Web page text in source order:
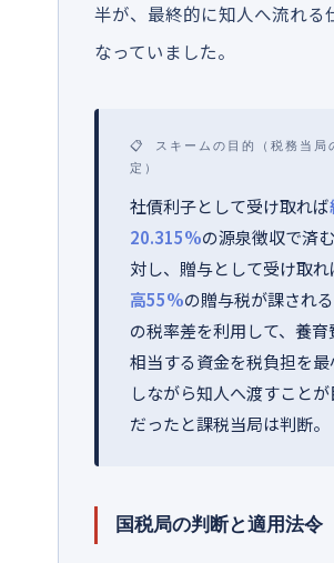
半が、最終的に知人へ流れる
なっていました。
📋 スキームの目的（税務当局
定）
社債利子として受け取れば
20.315%の源泉徴収で済
対し、贈与として受け取れ
高55%の贈与税が課され
の税率差を利用して、養育
相当する資金を税負担を最
しながら知人へ渡すことが
だったと課税当局は判断。
国税局の判断と適用法令